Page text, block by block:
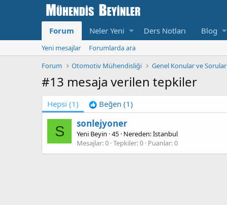
Forum Neler Yeni Ders Notları Blog
Yeni mesajlar
Forumlarda ara
Forum
Otomotiv Mühendisliği Genel Konular ve Sorular
#13 mesaja verilen tepkiler
Hepsi (1) Beğen (1)
S sonlejyoner
Yeni Beyin ·45 · Nereden:İstanbul
Mesajlar 0 Tepkiler 0 Puanlar 0